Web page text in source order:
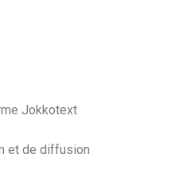
Jokkotext
et de diffusion